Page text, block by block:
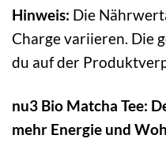
Hinweis: Die
Charge variieren. Die
du auf der
nu3 Bio Matcha Tee:
mehr Energie und